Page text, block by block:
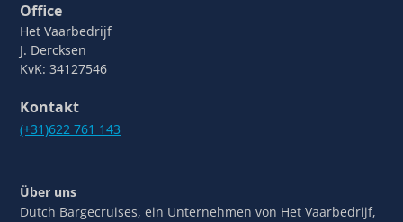
Office
Het Vaarbedrijf
J. Dercksen
KvK: 34127546
Kontakt
(+31)622 761 143
Über uns
Dutch Bargecruises, ein Unternehmen von Het Vaarbedrijf,